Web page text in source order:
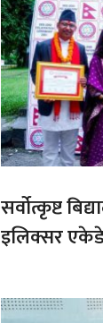
सर्वोत्कृष्ट
इलिक्सर